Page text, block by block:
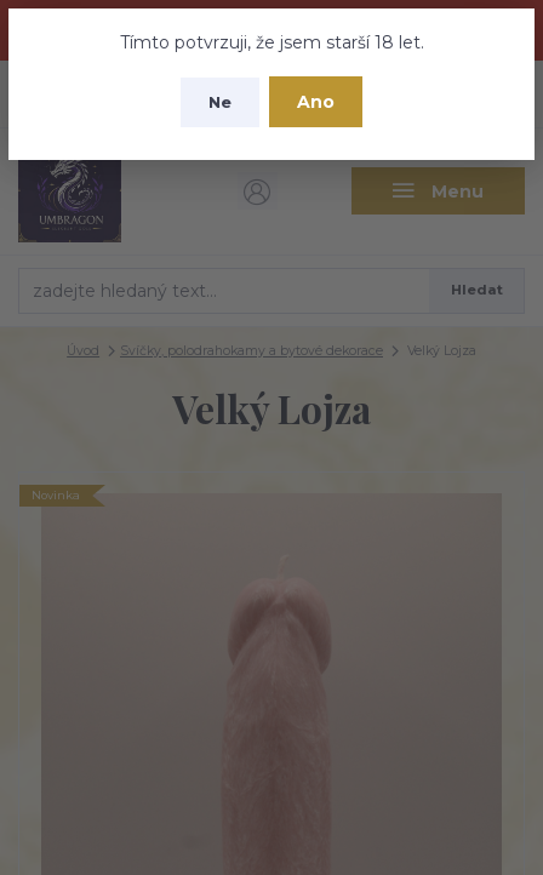
nebuďte vyděšeni zde najdete vše a ještě mnohem víc
Tímto potvrzuji, že jsem starší 18 let.
Ne Ano
Menu
CZK
Hledat
Úvod Svíčky, polodrahokamy a bytové dekorace Velký Lojza
Velký Lojza
Novinka